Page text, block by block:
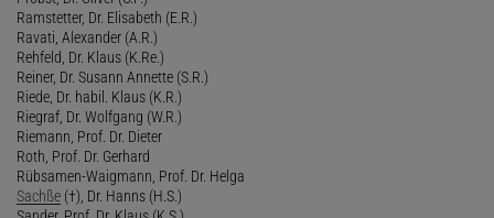
Ramstetter, Dr. Elisabeth (E.R.)
Ravati, Alexander (A.R.)
Rehfeld, Dr. Klaus (K.Re.)
Reiner, Dr. Susann Annette (S.R.)
Riede, Dr. habil. Klaus (K.R.)
Riegraf, Dr. Wolfgang (W.R.)
Riemann, Prof. Dr. Dieter
Roth, Prof. Dr. Gerhard
Rübsamen-Waigmann, Prof. Dr. Helga
Sachße (†), Dr. Hanns (H.S.)